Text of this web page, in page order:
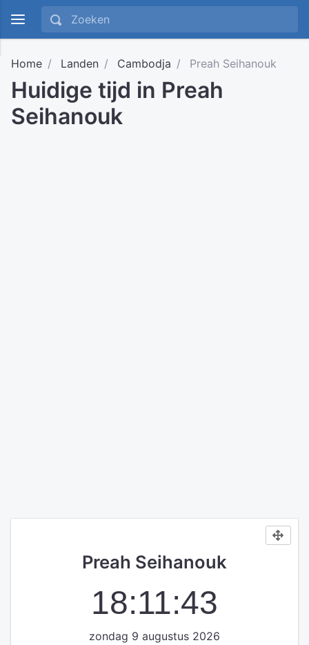
Home Landen Cambodja Preah Seihanouk
Huidige tijd in Preah
Seihanouk
Preah Seihanouk
18:11:43
zondag 9 augustus 2026